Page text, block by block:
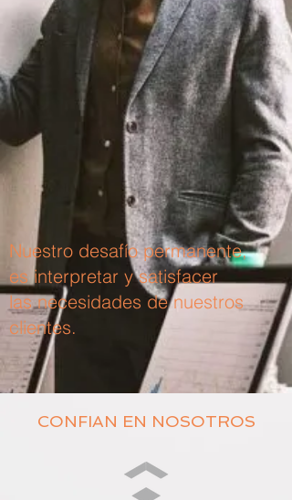
Nuestro desafío permanente,
es interpretar y satisfacer
las necesidades de nuestros
clientes.
CONFIAN EN NOSOTROS